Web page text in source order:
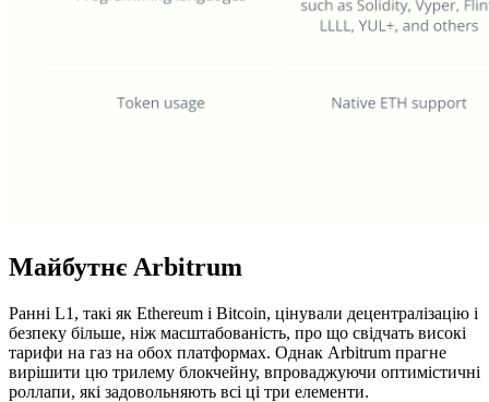
Майбутнє Arbitrum
Ранні L1, такі як Ethereum і Bitcoin, цінували децентралізацію і
безпеку більше, ніж масштабованість, про що свідчать високі
тарифи на газ на обох платформах. Однак Arbitrum прагне
вирішити цю трилему блокчейну, впроваджуючи оптимістичні
роллапи, які задовольняють всі ці три елементи.